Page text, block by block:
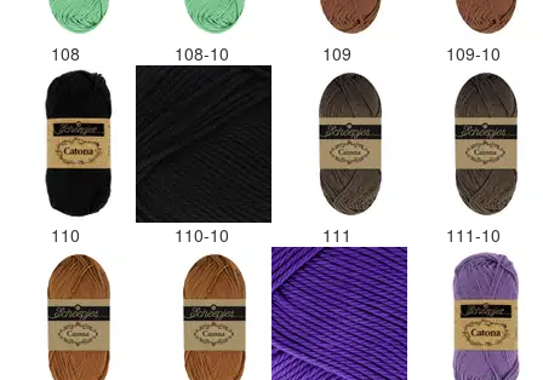
108 108-10 109 109-10
110 110-10 111 111-10